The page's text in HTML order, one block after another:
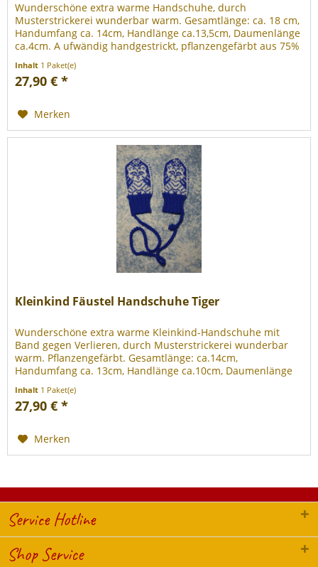
Wunderschöne extra warme Handschuhe, durch
Musterstrickerei wunderbar warm. Gesamtlänge: ca. 18 cm,
Handumfang ca. 14cm, Handlänge ca.13,5cm, Daumenlänge
ca.4cm. A ufwändig handgestrickt, pflanzengefärbt aus 75%
Inhalt 1 Paket(e)
27,90 € *
Merken
Kleinkind Fäustel Handschuhe Tiger
Wunderschöne extra warme Kleinkind-Handschuhe mit
Band gegen Verlieren, durch Musterstrickerei wunderbar
warm. Pflanzengefärbt. Gesamtlänge: ca.14cm,
Handumfang ca. 13cm, Handlänge ca.10cm, Daumenlänge
Inhalt 1 Paket(e)
27,90 € *
Merken
Service Hotline
Shop Service